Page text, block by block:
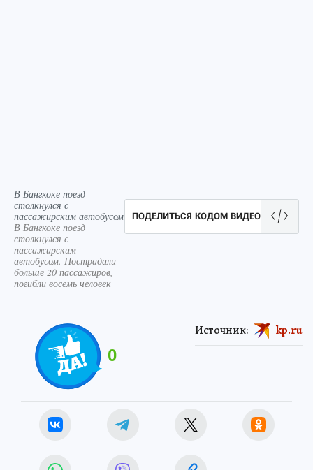
В Бангкоке поезд
столкнулся с
пассажирским автобусом
В Бангкоке поезд
столкнулся с
пассажирским
автобусом. Пострадали
больше 20 пассажиров,
погибли восемь человек
ПОДЕЛИТЬСЯ КОДОМ ВИДЕО
0
Источник: kp.ru